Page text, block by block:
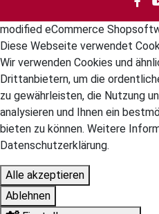
modified eCommerce
Diese Webseite verwendet
Wir verwenden Cookies und
Drittanbietern, um die
zu gewährleisten, die Nutzung
analysieren und Ihnen ein
bieten zu können. Weitere
Datenschutzerklärung.
Alle akzeptieren
Ablehnen